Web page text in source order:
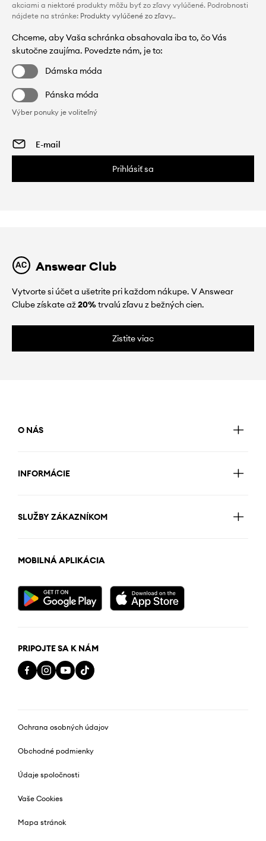
akciami a niektoré produkty môžu byť zo zľavy vylúčené. Podrobnosti
nájdete na stránke: Produkty vylúčené zo zľavy..
Chceme, aby Vaša schránka obsahovala iba to, čo Vás
skutočne zaujíma. Povedzte nám, je to:
Dámska móda
Pánska móda
Výber ponuky je voliteľný
Prihlásiť sa
Answear Club
Vytvorte si účet a ušetrite pri každom nákupe. V Answear
Clube získate až20%trvalú zľavu z bežných cien.
Zistite viac
O NÁS
INFORMÁCIE
SLUŽBY ZÁKAZNÍKOM
MOBILNÁ APLIKÁCIA
PRIPOJTE SA K NÁM
Ochrana osobných údajov
Obchodné podmienky
Údaje spoločnosti
Vaše Cookies
Mapa stránok